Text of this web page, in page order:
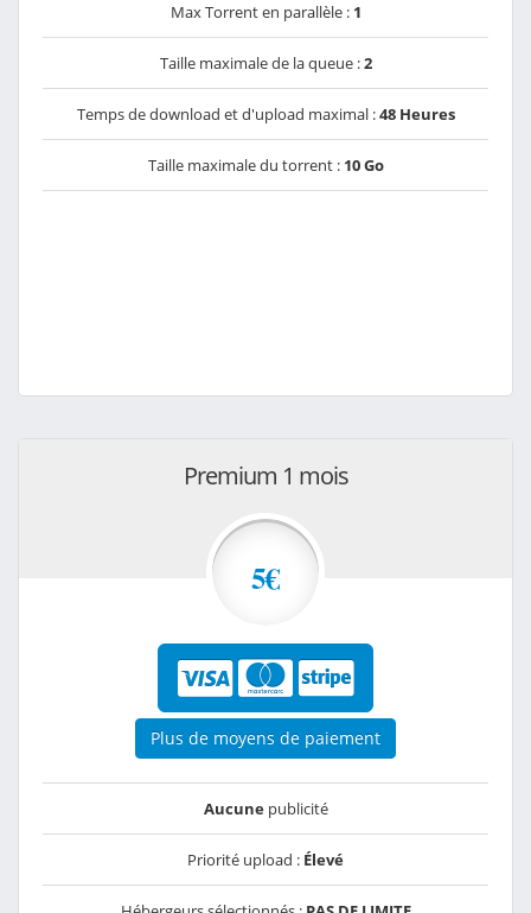
Max Torrent en parallèle : 1
Taille maximale de la queue :2
Temps de download et d'upload maximal :48 Heures
Taille maximale du torrent : 10 Go
Premium 1 mois
5€
Plus de moyens de paiement
Aucunepublicité
Priorité upload : Élevé